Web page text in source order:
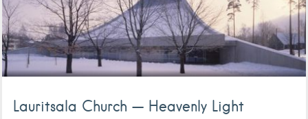
Lauritsala Church — Heavenly Light